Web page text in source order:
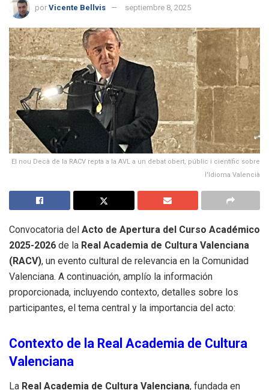
por Vicente Bellvis septiembre 8, 2025
El nou Decà de la RACV repta a la AVL a un debat obert, públic i científic sobre
l'Idioma Valencià
Convocatoria del Acto de Apertura del Curso Académico
2025-2026 de la Real Academia de Cultura Valenciana
(RACV), un evento cultural de relevancia en la Comunidad
Valenciana. A continuación, amplío la información
proporcionada, incluyendo contexto, detalles sobre los
participantes, el tema central y la importancia del acto:
Contexto de la Real Academia de Cultura
Valenciana
La Real Academia de Cultura Valenciana, fundada en